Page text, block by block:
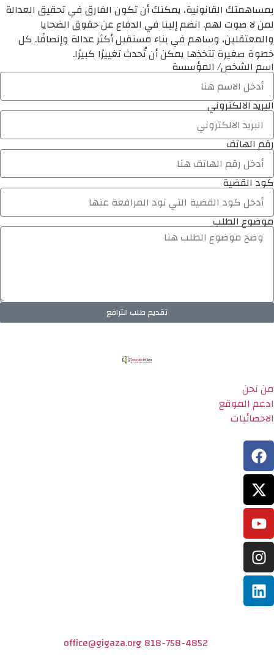
بمساهمتك القانونية، يمكنك أن تكون الفارق في تحقيق العدالة
لمن لا صوت لهم. انضم إلينا في الدفاع عن حقوق الضحايا
والمعتقلين، وساهم في بناء مستقبل أكثر عدالة وإنصافًا. كل
خطوة صغيرة تتخذها يمكن أن تُحدث تغييرًا كبيرًا.
اسم الشخص/ المؤسسة
البريد الالكتروني
رقم الهاتف
كود القضية
موضوع الطلب
تقديم طلب الترافع
من نحن
ادعم الموقع
الاحصائيات
818-758-4852
office@gigaza.org